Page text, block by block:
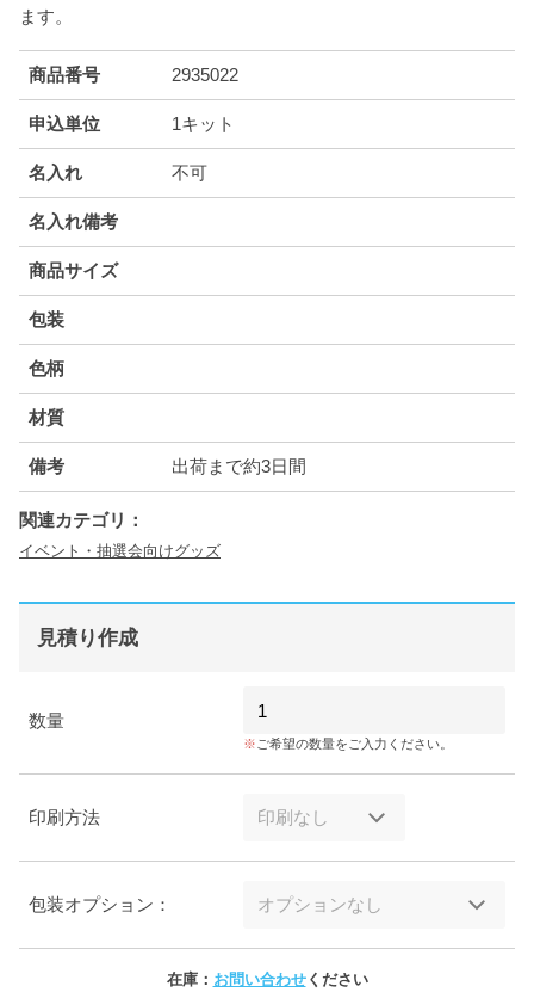
ます。
商品番号 2935022
申込単位 1キット
名入れ 不可
名入れ備考
商品サイズ
包装
色柄
材質
備考 出荷まで約3日間
関連カテゴリ：
イベント・抽選会向けグッズ
見積り作成
数量
ご希望の数量をご入力ください。
印刷方法
包装オプション：
在庫： お問い合わせください